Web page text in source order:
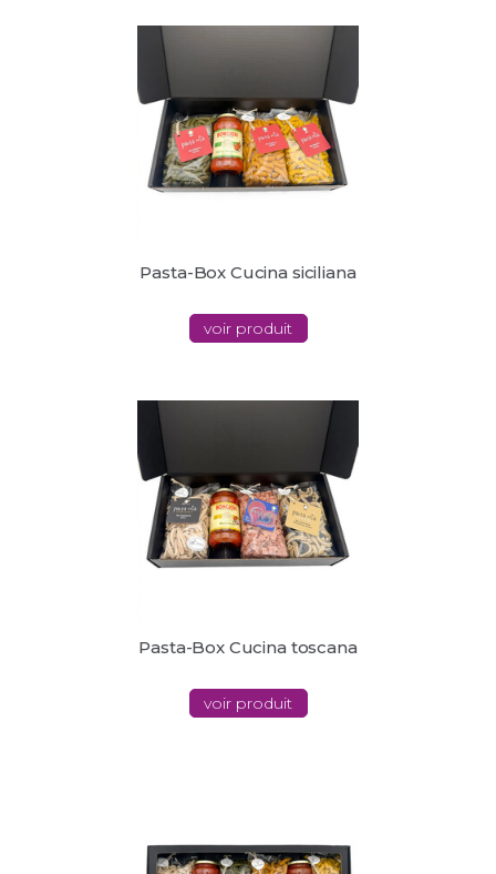
Pasta-Box Cucina siciliana
voir produit
Pasta-Box Cucina toscana
voir produit